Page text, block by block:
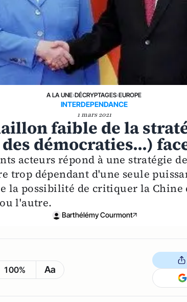
A LA UNE›DÉCRYPTAGES›EUROPE
INTERDEPENDANCE
1 mars 2021
faible de la
démocraties...)
acteurs répond à une stratégie
trop dépendant d'une seule
la possibilité de critiquer la Chine
l'autre.
Barthélémy Courmont
100% Aa